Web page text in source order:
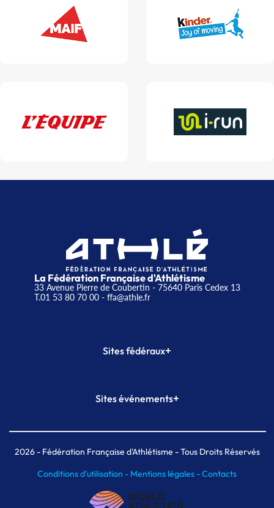
La Fédération Française d'Athlétisme
33 Avenue Pierre de Coubertin - 75640 Paris Cedex 13
T.01 53 80 70 00- ffa@athle.fr
Sites fédéraux+
Plateforme Formation
Sites événements+
Meeting de Paris indoor
MAIF Ekiden de Paris
2026- Fédération Française d'Athlétisme - Tous Droits Réservés
Conditions d'utilisation - Mentions légales -Contacts